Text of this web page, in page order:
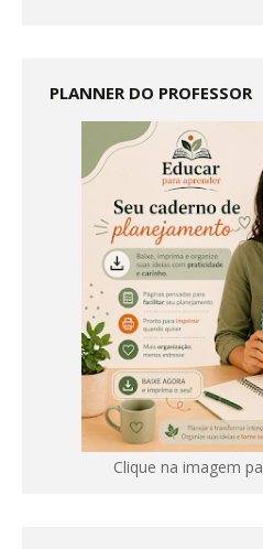
PLANNER DO PROFESSOR
Clique na imagem